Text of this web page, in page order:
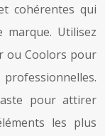
cohérentes qui
marque. Utilisez
ou Coolors pour
pour attirer
les plus